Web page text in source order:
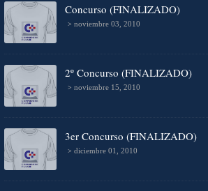
Concurso (FINALIZADO)
noviembre 03, 2010
2º Concurso (FINALIZADO)
noviembre 15, 2010
3er Concurso (FINALIZADO)
diciembre 01, 2010